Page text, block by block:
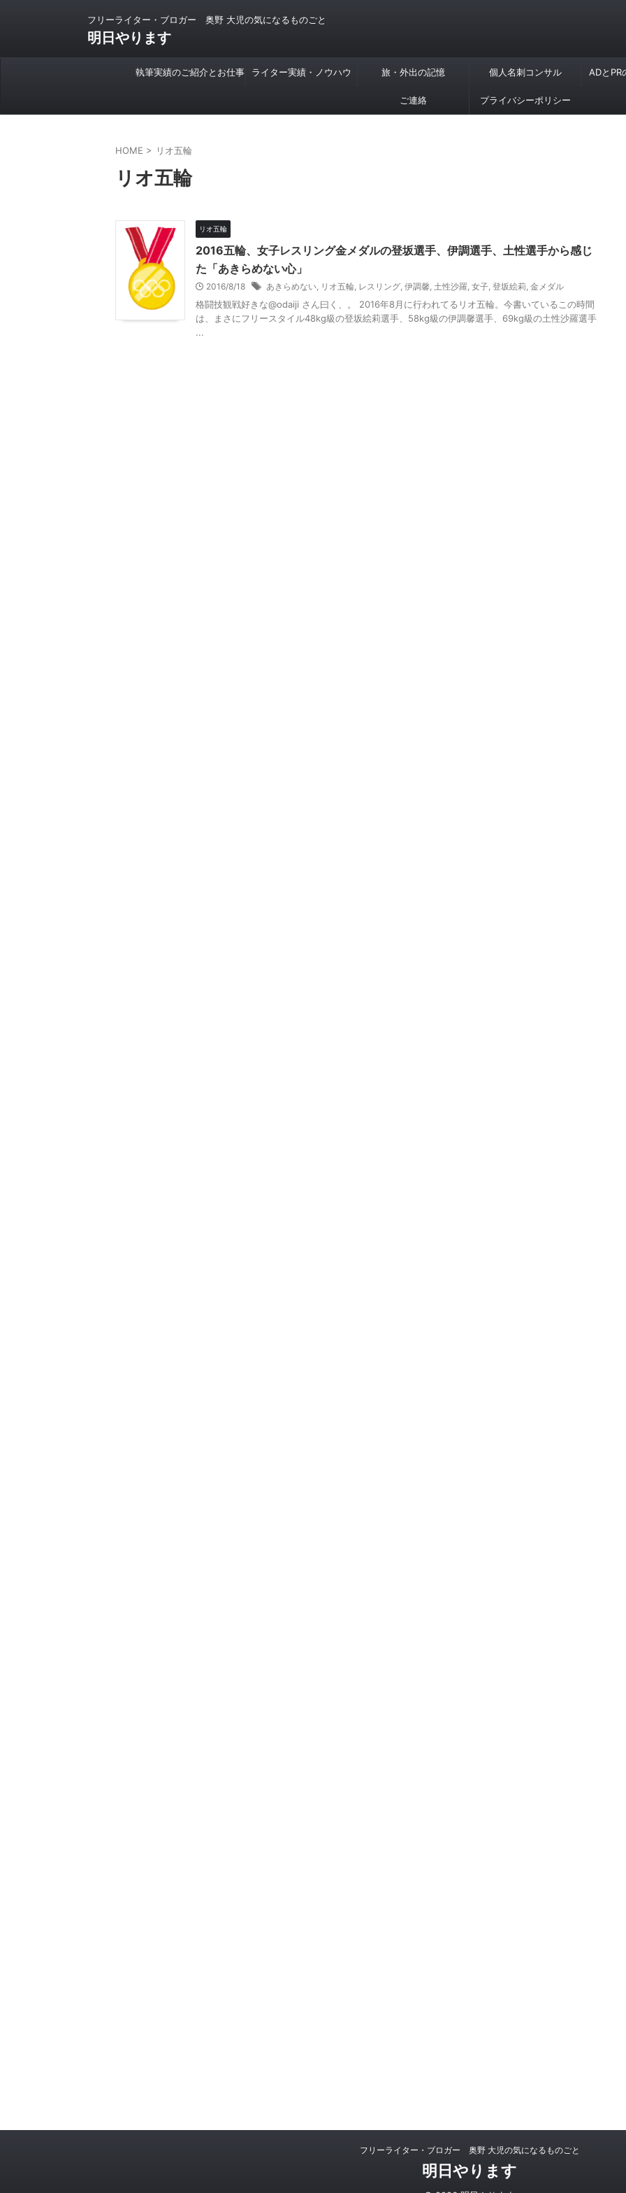
フリーライター・ブロガー 奥野 大児の気になるものごと
明日やります
執筆実績のご紹介とお仕事 ライター実績・ノウハウ 旅・外出の記憶 個人名刺コンサル ADとPR
ご連絡 プライバシーポリシー
HOME > リオ五輪
リオ五輪
リオ五輪
2016五輪、女子レスリング金メダルの登坂選手、伊調選手、土性選手から感じ
た「あきらめない心」
2016/8/18 あきらめない, リオ五輪, レスリング, 伊調馨, 土性沙羅, 女子, 登坂絵莉, 金メダル
格闘技観戦好きな@odaiji さん曰く、。 2016年8月に行われてるリオ五輪。今書いているこの時間
は、まさにフリースタイル48kg級の登坂絵莉選手、58kg級の伊調馨選手、69kg級の土性沙羅選手
...
フリーライター・ブロガー 奥野 大児の気になるものごと
明日やります